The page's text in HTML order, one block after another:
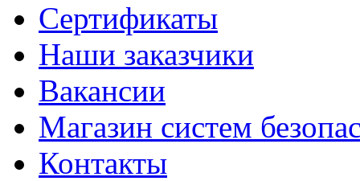
Сертификаты
Наши заказчики
Вакансии
Магазин систем
Контакты